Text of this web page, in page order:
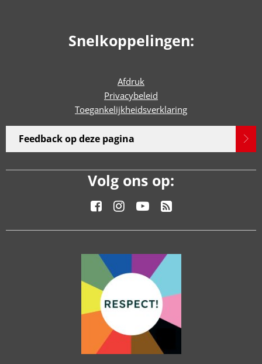
Snelkoppelingen:
Afdruk
Privacybeleid
Toegankelijkheidsverklaring
Feedback op deze pagina
Volg ons op: